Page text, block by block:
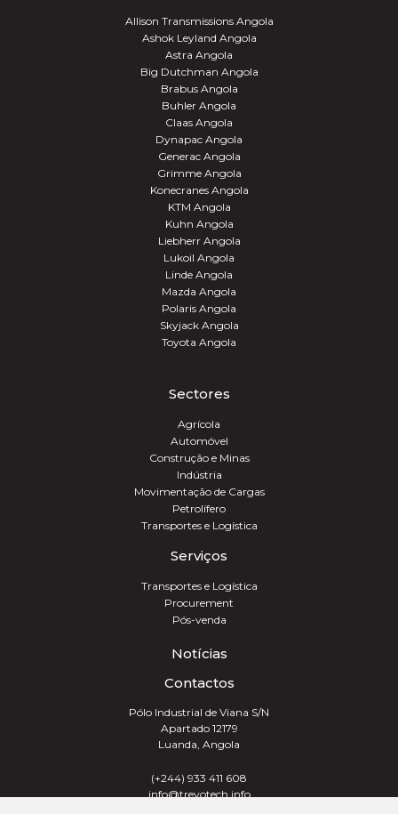
Allison Transmissions Angola
Ashok Leyland Angola
Astra Angola
Big Dutchman Angola
Brabus Angola
Buhler Angola
Claas Angola
Dynapac Angola
Generac Angola
Grimme Angola
Konecranes Angola
KTM Angola
Kuhn Angola
Liebherr Angola
Lukoil Angola
Linde Angola
Mazda Angola
Polaris Angola
Skyjack Angola
Toyota Angola
Sectores
Agrícola
Automóvel
Construção e Minas
Indústria
Movimentação de Cargas
Petrolífero
Transportes e Logística
Serviços
Transportes e Logística
Procurement
Pós-venda
Notícias
Contactos
Pólo Industrial de Viana S/N
Apartado 12179
Luanda, Angola
(+244) 933 411 608
info@trevotech.info